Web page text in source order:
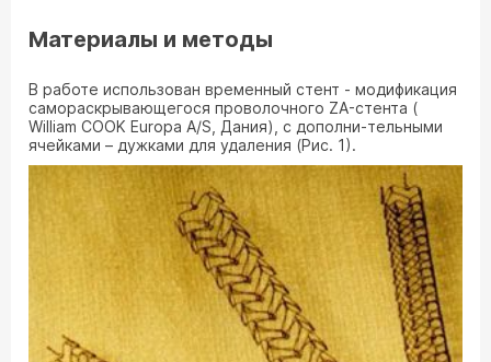
Материалы и методы
В работе использован временный стент - модификация
самораскрывающегося проволочного ZA-стента (
William COOK Europa A/S, Дания), с дополни-тельными
ячейками – дужками для удаления (Рис. 1).